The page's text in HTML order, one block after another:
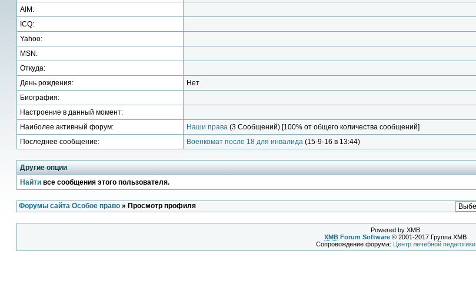
AIM:
ICQ:
Yahoo:
MSN:
Откуда:
День рождения:
Нет
Биография:
Настроение в данный момент:
Наиболее активный форум:
Наши права (3 Сообщений) [100% от общего количества сообщений]
Последнее сообщение:
Военкомат после 18 для инвалида (15-9-16 в 13:44)
Другие опции
Найти все сообщения этого пользователя.
Форумы сайта Особое право » Просмотр профиля
Powered by XMB
XMB Forum Software © 2001-2017 Группа XMB
Сопровождение форума: Центр лечебной педагогики